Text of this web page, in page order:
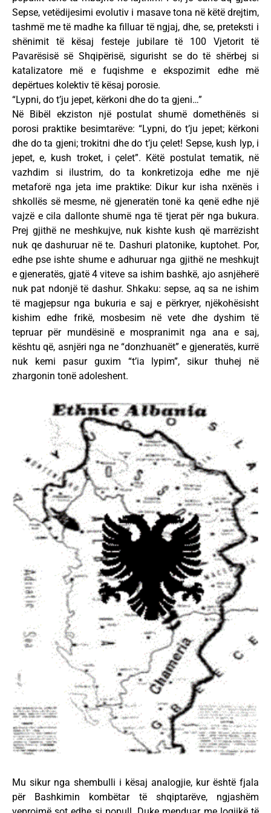
Sepse, vetëdijesimi evolutiv i masave tona në këtë drejtim,
tashmë me të madhe ka filluar të ngjaj, dhe, se, preteksti i
shënimit të kësaj festeje jubilare të 100 Vjetorit të
Pavarësisë së Shqipërisë, sigurisht se do të shërbej si
katalizatore më e fuqishme e ekspozimit edhe më
depërtues kolektiv të kësaj porosie.
“Lypni, do t’ju jepet, kërkoni dhe do ta gjeni…”
Në Bibël ekziston një postulat shumë domethënës si
porosi praktike besimtarëve: “Lypni, do t’ju jepet; kërkoni
dhe do ta gjeni; trokitni dhe do t’ju çelet! Sepse, kush lyp, i
jepet, e, kush troket, i çelet”. Këtë postulat tematik, në
vazhdim si ilustrim, do ta konkretizoja edhe me një
metaforë nga jeta ime praktike: Dikur kur isha nxënës i
shkollës së mesme, në gjeneratën tonë ka qenë edhe një
vajzë e cila dallonte shumë nga të tjerat për nga bukura.
Prej gjithë ne meshkujve, nuk kishte kush që marrëzisht
nuk qe dashuruar në te. Dashuri platonike, kuptohet. Por,
edhe pse ishte shume e adhuruar nga gjithë ne meshkujt
e gjeneratës, gjatë 4 viteve sa ishim bashkë, ajo asnjëherë
nuk pat ndonjë të dashur. Shkaku: sepse, aq sa ne ishim
të magjepsur nga bukuria e saj e përkryer, njëkohësisht
kishim edhe frikë, mosbesim në vete dhe dyshim të
tepruar për mundësinë e mospranimit nga ana e saj,
kështu që, asnjëri nga ne “donzhuanët” e gjeneratës, kurrë
nuk kemi pasur guxim “t’ia lypim”, sikur thuhej në
zhargonin tonë adoleshent.
Mu sikur nga shembulli i kësaj analogjie, kur është fjala
për Bashkimin kombëtar të shqiptarëve, ngjashëm